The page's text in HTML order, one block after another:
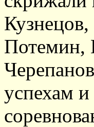
Потемин,
успехам